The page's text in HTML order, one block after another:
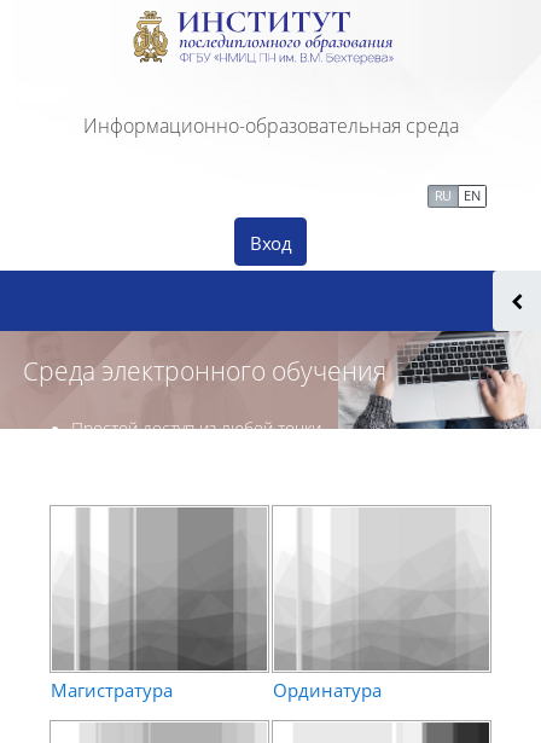
Перейти к основному содержанию
Информационно-образовательная среда
Вход
RU EN
Среда электронного обучения
Простой доступ из любой точки
Магистратура Ординатура